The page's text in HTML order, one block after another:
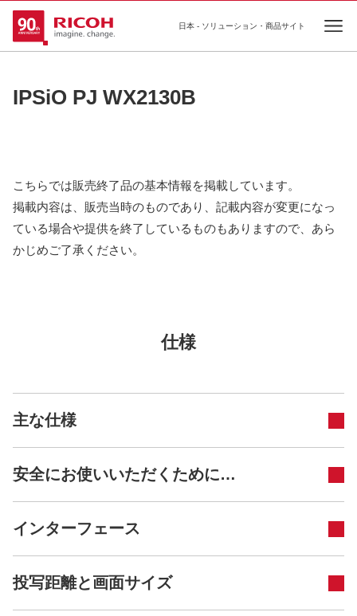
日本 - ソリューション・商品サイト
IPSiO PJ WX2130B
こちらでは販売終了品の基本情報を掲載しています。
掲載内容は、販売当時のものであり、記載内容が変更になっ
ている場合や提供を終了しているものもありますので、あら
かじめご了承ください。
仕様
主な仕様
安全にお使いいただくために…
インターフェース
投写距離と画面サイズ